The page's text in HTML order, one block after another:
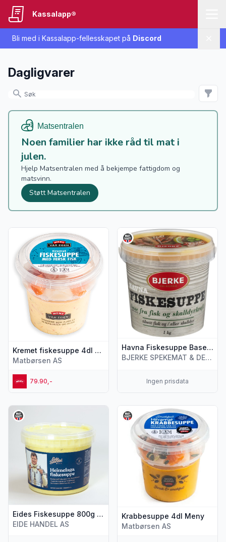
Bli med i Kassalapp-fellesskapet på Discord
Kassalapp®
Dagligvarer
Noen familier har ikke råd til mat i
julen.
Hjelp Matsentralen med å bekjempe fattigdom og
matsvinn.
Støtt Matsentralen
Kremet fiskesuppe 4dl + fersk fisk
Matbørsen AS
79.90,-
Vis flere detaljer for produktet "Kremet fiskesuppe 4dl +
Havna Fiskesuppe Base, 1 kg
BJERKE SPEKEMAT & DELIKATESSE AS
Ingen prisdata
Vis flere detaljer for
Eides Fiskesuppe 800g Eide Heimelaga
EIDE HANDEL AS
Vis flere detaljer for produktet "Eides Fiskesuppe 800g
Krabbesuppe 4dl Meny
Matbørsen AS
Vis flere detaljer for